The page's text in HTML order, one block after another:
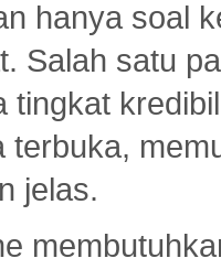
hanya soal
Salah satu
tingkat
terbuka,
jelas.